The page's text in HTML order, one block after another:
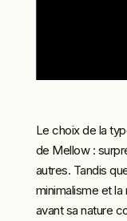
Le choix de la
de Mellow :
autres. Tandis
minimalisme et
avant sa nature